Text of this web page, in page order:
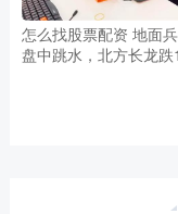
怎么找股票配资 地面
盘中跳水，北方长龙